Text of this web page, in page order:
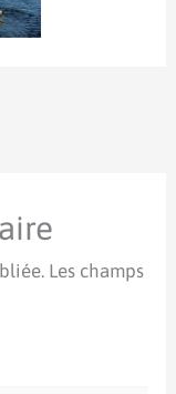
Les champs